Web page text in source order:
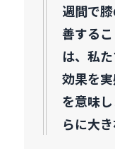
週間で
善する
は、私
効果を
を意味
らに大